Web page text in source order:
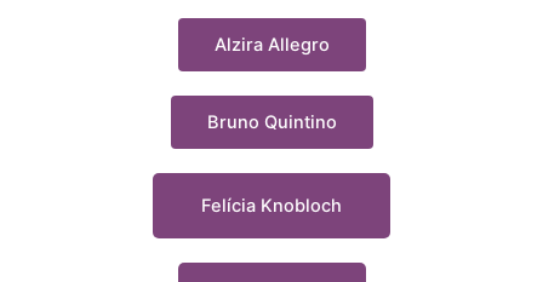
Alzira Allegro
Bruno Quintino
Felícia Knobloch